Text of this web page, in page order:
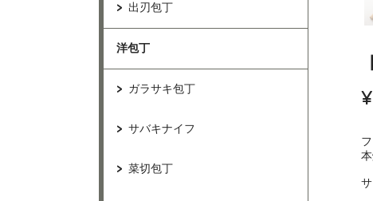
出刃包丁
洋包丁
ガラサキ包丁
サバキナイフ
菜切包丁